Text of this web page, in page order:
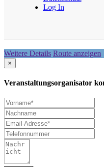
Log In
Weitere Details Route anzeigen
×
Veranstaltungsorganisator